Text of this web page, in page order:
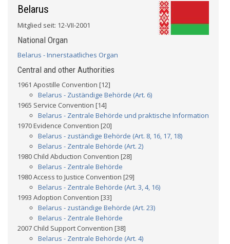
Belarus
Mitglied seit: 12-VII-2001
National Organ
Belarus - Innerstaatliches Organ
Central and other Authorities
1961 Apostille Convention [12]
Belarus - Zuständige Behörde (Art. 6)
1965 Service Convention [14]
Belarus - Zentrale Behörde und praktische Information
1970 Evidence Convention [20]
Belarus - zuständige Behörde (Art. 8, 16, 17, 18)
Belarus - Zentrale Behörde (Art. 2)
1980 Child Abduction Convention [28]
Belarus - Zentrale Behörde
1980 Access to Justice Convention [29]
Belarus - Zentrale Behörde (Art. 3, 4, 16)
1993 Adoption Convention [33]
Belarus - zuständige Behörde (Art. 23)
Belarus - Zentrale Behörde
2007 Child Support Convention [38]
Belarus - Zentrale Behörde (Art. 4)